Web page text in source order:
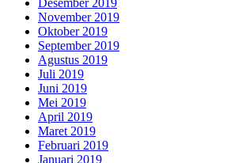
Desember 2019
November 2019
Oktober 2019
September 2019
Agustus 2019
Juli 2019
Juni 2019
Mei 2019
April 2019
Maret 2019
Februari 2019
Januari 2019